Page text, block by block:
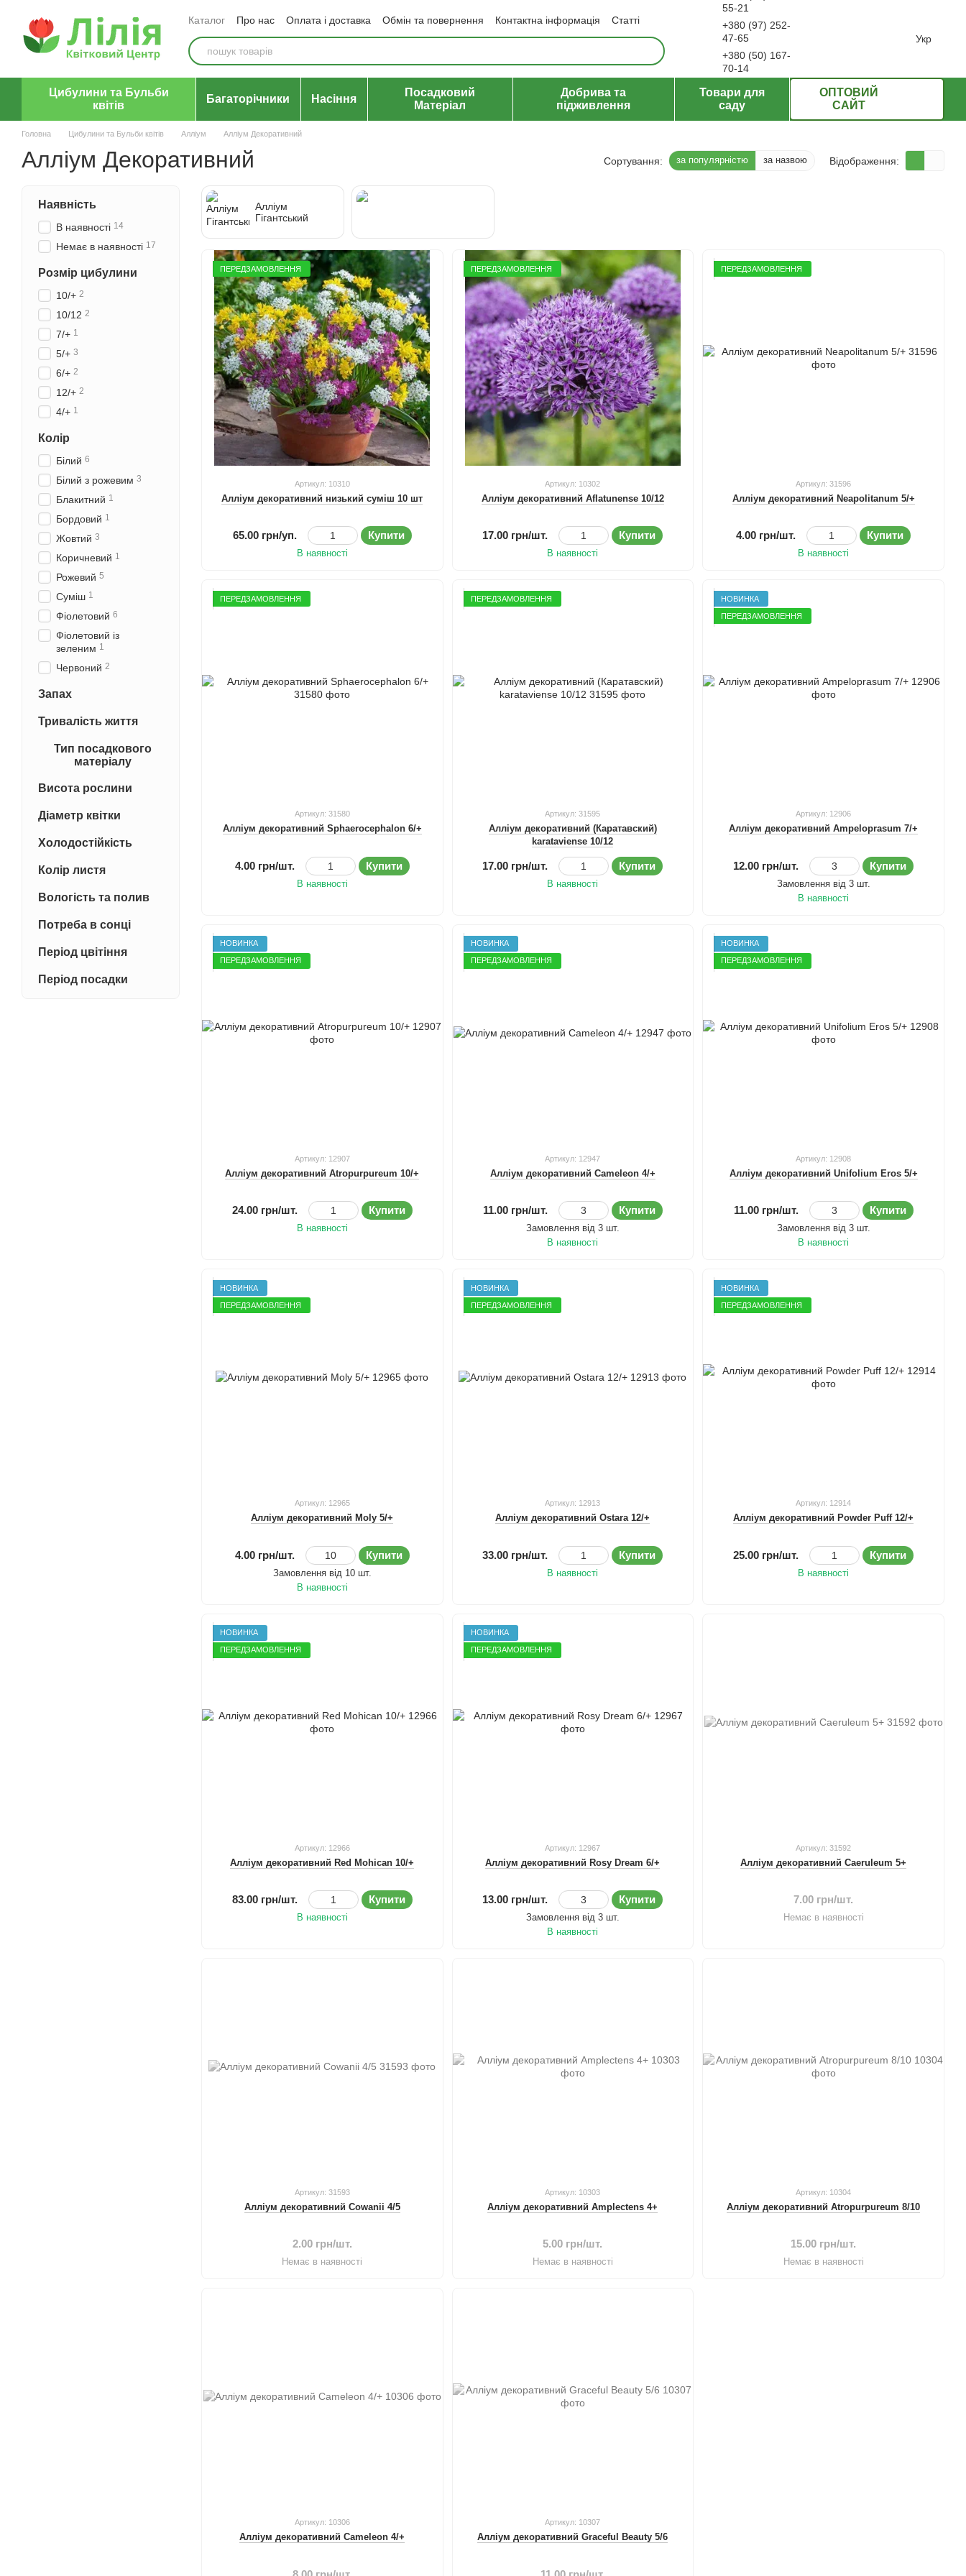
Каталог Про нас Оплата і доставка Обмін та повернення Контактна інформація
Статті
Відгуки про магазин
Угода користувача Політика конфіденційності Договір публічної оферти
55-21
+380 (97) 252-
47-65
+380 (50) 167-
70-14
Укр
Цибулини та Бульби
квітів
Багаторічники Насіння
Посадковий
Матеріал
Добрива та
підживлення
Товари для
саду
ОПТОВИЙ
САЙТ
Головна Цибулини та Бульби квітів Алліум Алліум Декоративний
Алліум Декоративний Сортування: за популярністю за назвою Відображення:
Алліум
Гігантський
ПЕРЕДЗАМОВЛЕННЯ
Артикул: 10310
Алліум декоративний низький суміш 10 шт
65.00 грн/уп. Купити
В наявності
ПЕРЕДЗАМОВЛЕННЯ
Артикул: 10302
Алліум декоративний Aflatunense 10/12
17.00 грн/шт. Купити
В наявності
ПЕРЕДЗАМОВЛЕННЯ
Артикул: 31596
Алліум декоративний Neapolitanum 5/+
4.00 грн/шт. Купити
В наявності
ПЕРЕДЗАМОВЛЕННЯ
Артикул: 31580
Алліум декоративний Sphaerocephalon 6/+
4.00 грн/шт. Купити
В наявності
ПЕРЕДЗАМОВЛЕННЯ
Артикул: 31595
Алліум декоративний (Каратавский)
karataviense 10/12
17.00 грн/шт. Купити
В наявності
НОВИНКА
ПЕРЕДЗАМОВЛЕННЯ
Артикул: 12906
Алліум декоративний Ampeloprasum 7/+
12.00 грн/шт. Купити
Замовлення від 3 шт.
В наявності
НОВИНКА
ПЕРЕДЗАМОВЛЕННЯ
Артикул: 12907
Алліум декоративний Atropurpureum 10/+
24.00 грн/шт. Купити
В наявності
НОВИНКА
ПЕРЕДЗАМОВЛЕННЯ
Артикул: 12947
Алліум декоративний Cameleon 4/+
11.00 грн/шт. Купити
Замовлення від 3 шт.
В наявності
НОВИНКА
ПЕРЕДЗАМОВЛЕННЯ
Артикул: 12908
Алліум декоративний Unifolium Eros 5/+
11.00 грн/шт. Купити
Замовлення від 3 шт.
В наявності
НОВИНКА
ПЕРЕДЗАМОВЛЕННЯ
Артикул: 12965
Алліум декоративний Moly 5/+
4.00 грн/шт. Купити
Замовлення від 10 шт.
В наявності
НОВИНКА
ПЕРЕДЗАМОВЛЕННЯ
Артикул: 12913
Алліум декоративний Ostara 12/+
33.00 грн/шт. Купити
В наявності
НОВИНКА
ПЕРЕДЗАМОВЛЕННЯ
Артикул: 12914
Алліум декоративний Powder Puff 12/+
25.00 грн/шт. Купити
В наявності
НОВИНКА
ПЕРЕДЗАМОВЛЕННЯ
Артикул: 12966
Алліум декоративний Red Mohican 10/+
83.00 грн/шт. Купити
В наявності
НОВИНКА
ПЕРЕДЗАМОВЛЕННЯ
Артикул: 12967
Алліум декоративний Rosy Dream 6/+
13.00 грн/шт. Купити
Замовлення від 3 шт.
В наявності
Артикул: 31592
Алліум декоративний Сaeruleum 5+
7.00 грн/шт.
Немає в наявності
Артикул: 31593
Алліум декоративний Сowanii 4/5
2.00 грн/шт.
Немає в наявності
Артикул: 10303
Алліум декоративний Amplectens 4+
5.00 грн/шт.
Немає в наявності
Артикул: 10304
Алліум декоративний Atropurpureum 8/10
15.00 грн/шт.
Немає в наявності
Артикул: 10306
Алліум декоративний Cameleon 4/+
Артикул: 10307
Алліум декоративний Graceful Beauty 5/6
Наявність
В наявності 14
Немає в наявності 17
Розмір цибулини
10/+ 2
10/12 2
7/+ 1
5/+ 3
6/+ 2
12/+ 2
4/+ 1
Колір
Білий 6
Білий з рожевим 3
Блакитний 1
Бордовий 1
Жовтий 3
Коричневий 1
Рожевий 5
Суміш 1
Фіолетовий 6
Фіолетовий із
зеленим 1
Червоний 2
Запах
Тривалість життя
Тип посадкового
матеріалу
Висота рослини
Діаметр квітки
Холодостійкість
Колір листя
Вологість та полив
Потреба в сонці
Період цвітіння
Період посадки